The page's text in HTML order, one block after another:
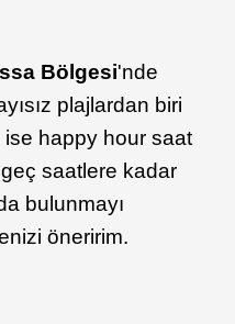
Bölgesi'nde
plajlardan biri
ise happy hour saat
saatlere kadar
bulunmayı
öneririm.